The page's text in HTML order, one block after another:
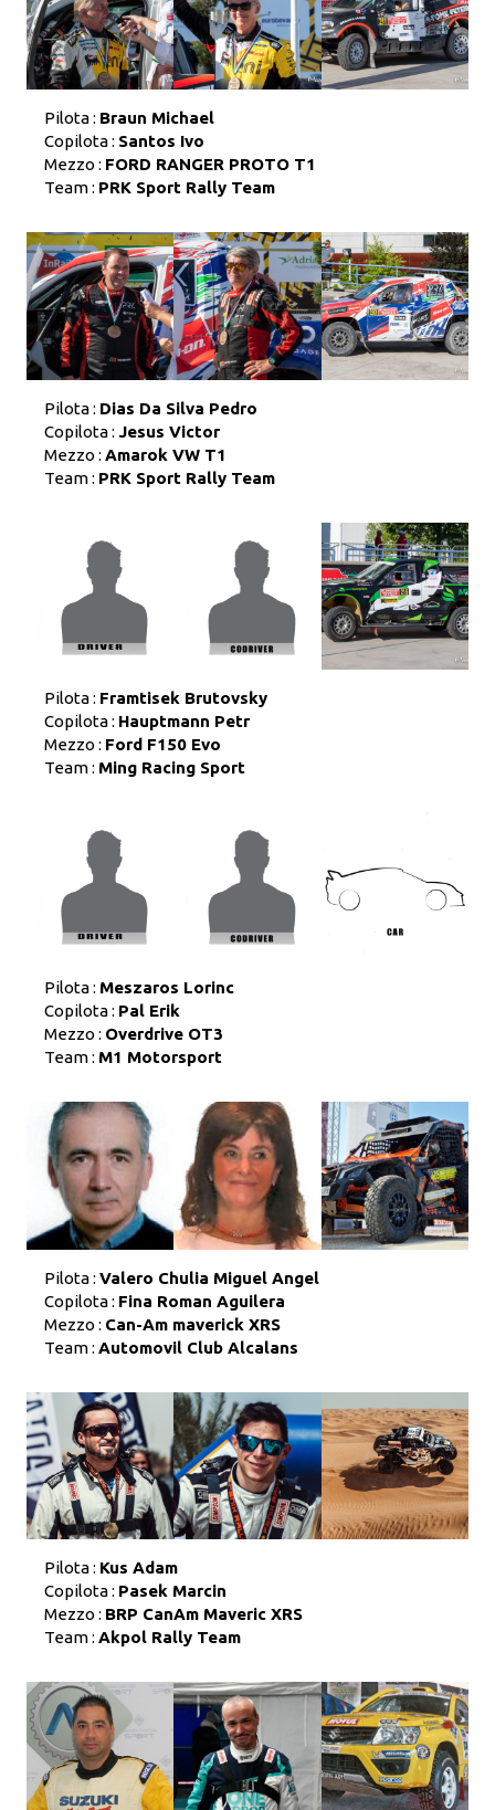
Pilota : Braun Michael
Copilota : Santos Ivo
Mezzo : FORD RANGER PROTO T1
Team : PRK Sport Rally Team
Pilota : Dias Da Silva Pedro
Copilota : Jesus Victor
Mezzo : Amarok VW T1
Team : PRK Sport Rally Team
Pilota : Framtisek Brutovsky
Copilota : Hauptmann Petr
Mezzo : Ford F150 Evo
Team : Ming Racing Sport
Pilota : Meszaros Lorinc
Copilota : Pal Erik
Mezzo : Overdrive OT3
Team : M1 Motorsport
Pilota : Valero Chulia Miguel Angel
Copilota : Fina Roman Aguilera
Mezzo : Can-Am maverick XRS
Team : Automovil Club Alcalans
Pilota : Kus Adam
Copilota : Pasek Marcin
Mezzo : BRP CanAm Maveric XRS
Team : Akpol Rally Team